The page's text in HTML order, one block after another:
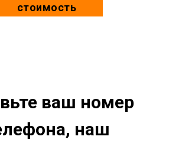
стоимость
ваш номер
наш